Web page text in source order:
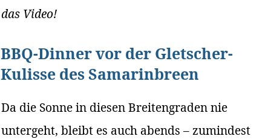
das Video!
BBQ-Dinner vor der Gletscher-
Kulisse des Samarinbreen
Da die Sonne in diesen Breitengraden nie
untergeht, bleibt es auch abends – zumindest